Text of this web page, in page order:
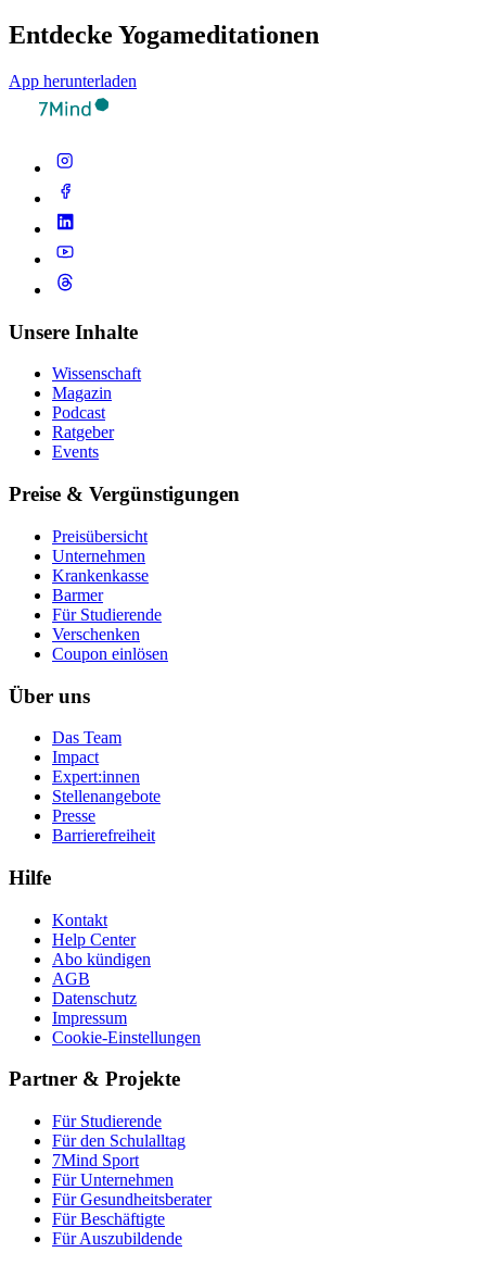
Entdecke Yogameditationen
App herunterladen
Unsere Inhalte
Wissenschaft
Magazin
Podcast
Ratgeber
Events
Preise & Vergünstigungen
Preisübersicht
Unternehmen
Krankenkasse
Barmer
Für Studierende
Ver­schen­ken
Coupon einlösen
Über uns
Das Team
Impact
Expert:innen
Stellenangebote
Presse
Barrierefreiheit
Hilfe
Kontakt
Help Center
Abo kündigen
AGB
Datenschutz
Impressum
Cookie-Einstellungen
Partner & Projekte
Für Stu­die­rende
Für den Schulalltag
7Mind Sport
Für Unter­neh­men
Für Gesund­heits­be­ra­ter
Für Beschäftigte
Für Auszubildende